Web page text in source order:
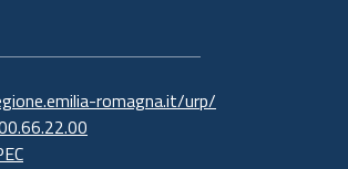
romagna.it/urp/